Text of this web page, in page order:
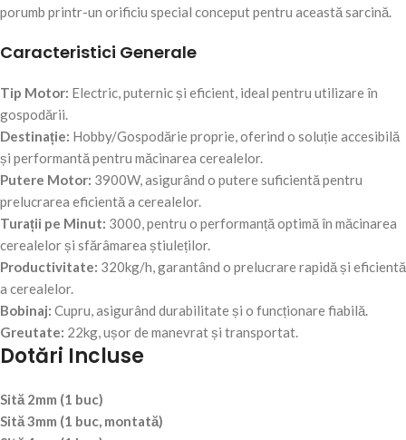
porumb printr-un orificiu special conceput pentru această sarcină.
Caracteristici Generale
Tip Motor: Electric, puternic și eficient, ideal pentru utilizare în
gospodării.
Destinație: Hobby/Gospodărie proprie, oferind o soluție accesibilă
și performantă pentru măcinarea cerealelor.
Putere Motor: 3900W, asigurând o putere suficientă pentru
prelucrarea eficientă a cerealelor.
Turații pe Minut: 3000, pentru o performanță optimă în măcinarea
cerealelor și sfărâmarea știuleților.
Productivitate: 320kg/h, garantând o prelucrare rapidă și eficientă
a cerealelor.
Bobinaj: Cupru, asigurând durabilitate și o funcționare fiabilă.
Greutate: 22kg, ușor de manevrat și transportat.
Dotări Incluse
Sită 2mm (1 buc)
Sită 3mm (1 buc, montată)